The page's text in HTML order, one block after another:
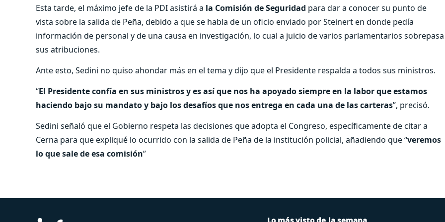
Esta tarde, el máximo jefe de la PDI asistirá a la Comisión de Seguridad para dar a conocer su punto de
vista sobre la salida de Peña, debido a que se habla de un oficio enviado por Steinert en donde pedía
información de personal y de una causa en investigación, lo cual a juicio de varios parlamentarios sobrepasa
sus atribuciones.
Ante esto, Sedini no quiso ahondar más en el tema y dijo que el Presidente respalda a todos sus ministros.
“El Presidente confía en sus ministros y es así que nos ha apoyado siempre en la labor que estamos
haciendo bajo su mandato y bajo los desafíos que nos entrega en cada una de las carteras”, precisó.
Sedini señaló que el Gobierno respeta las decisiones que adopta el Congreso, específicamente de citar a
Cerna para que expliqué lo ocurrido con la salida de Peña de la institución policial, añadiendo que “veremos
lo que sale de esa comisión”
Lo más visto de la semana